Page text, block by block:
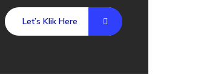
Let’s Klik Here